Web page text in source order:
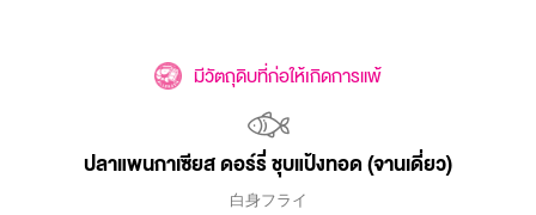
มีวัตถุดิบที่ก่อให้เกิดการแพ้
ปลาแพนกาเซียส ดอร์รี่ ชุบแป้งทอด (จานเดี่ยว)
白身フライ